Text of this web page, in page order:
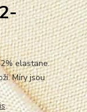
elastane.
Míry jsou
stavu.